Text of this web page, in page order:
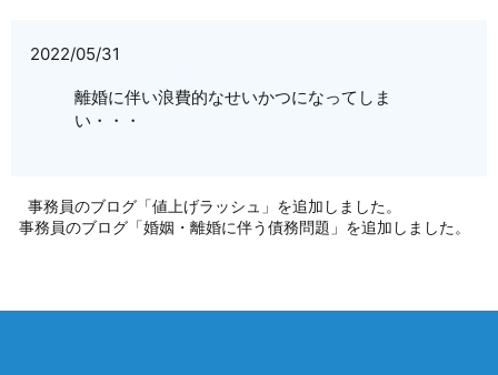
2022/05/31
離婚に伴い浪費的なせいかつになってしま
い・・・
事務員のブログ「値上げラッシュ」を追加しました。
事務員のブログ「婚姻・離婚に伴う債務問題」を追加しました。